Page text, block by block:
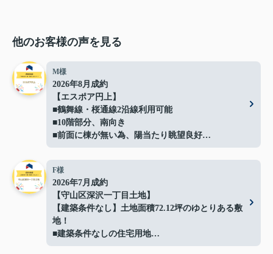
他のお客様の声を見る
M様
2026年8月成約
【エスポア円上】
■鶴舞線・桜通線2沿線利用可能
■10階部分、南向き
■前面に棟が無い為、陽当たり眺望良好
■ペット飼育可能(規約による制限有)
■バルコニーにガーデンバン（水栓）有
■「円上」停（徒歩5分）より
栄、高速バスセンターへのアクセス可能
ご成約ありがとうございました！
F様
2026年7月成約
【守山区深沢一丁目土地】
【建築条件なし】土地面積72.12坪のゆとりある敷
地！
■建築条件なしの住宅用地
■間口約14.4ｍでプランの自由度良好